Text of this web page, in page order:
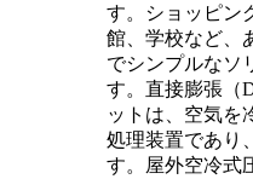
す。ショッピン
館、学校など、
でシンプルなソ
す。直接膨張（
ットは、空気を
処理装置であり
す。屋外空冷式